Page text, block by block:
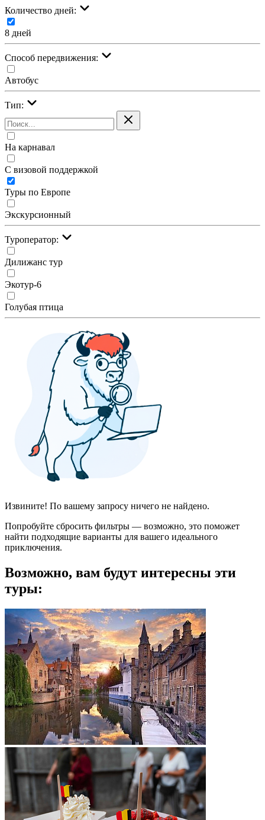
Количество дней:
8 дней
Cпособ передвижения:
Автобус
Тип:
На карнавал
С визовой поддержкой
Туры по Европе
Экскурсионный
Туроператор:
Дилижанс тур
Экотур-6
Голубая птица
Извините! По вашему запросу ничего не найдено.
Попробуйте сбросить фильтры — возможно, это поможет
найти подходящие варианты для вашего идеального
приключения.
Возможно, вам будут интересны эти
туры: